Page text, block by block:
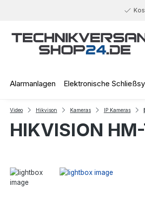
Alarmanlagen Elektronische
Video Hikvison Kameras IP Kameras
HIKVISION